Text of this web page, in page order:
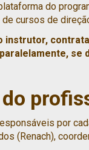
do
cursos de
instrutor,
por
(Renach),